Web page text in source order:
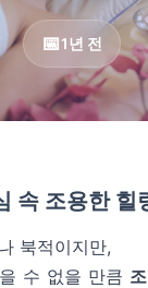
1년 전
속 조용한 힐
북적이지만,
수 없을 만큼